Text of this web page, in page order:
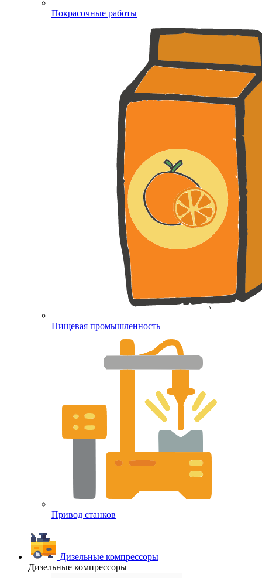
Покрасочные работы
Пищевая промышленность
Привод станков
Дизельные компрессоры
Дизельные компрессоры